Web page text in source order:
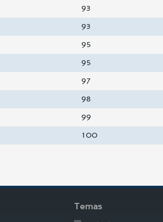
93
93
95
95
97
98
99
100
Temas